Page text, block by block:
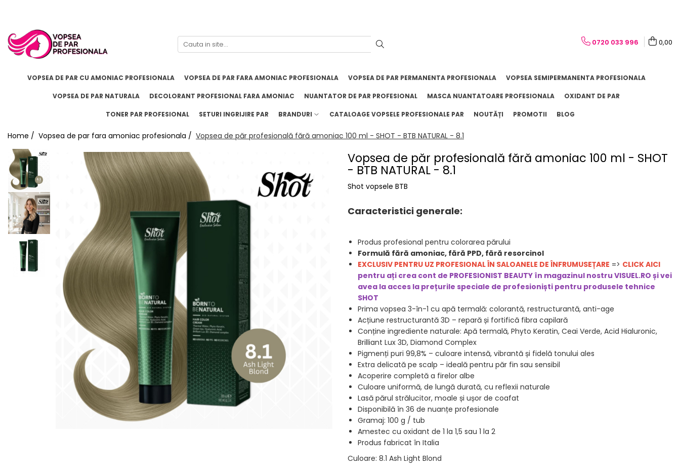
Branduri
Pro.Co
0720 033 996 0,00
VOPSEA DE PAR CU AMONIAC PROFESIONALA VOPSEA DE PAR FARA AMONIAC PROFESIONALA VOPSEA DE PAR PERMANENTA PROFESIONALA VOPSEA SEMIPERMANENTA PROFESIONALA
VOPSEA DE PAR NATURALA DECOLORANT PROFESIONAL FARA AMONIAC NUANTATOR DE PAR PROFESIONAL MASCA NUANTATOARE PROFESIONALA OXIDANT DE PAR
TONER PAR PROFESIONAL SETURI INGRIJIRE PAR BRANDURI CATALOAGE VOPSELE PROFESIONALE PAR NOUTĂȚI PROMOTII BLOG
Home / Vopsea de par fara amoniac profesionala / Vopsea de păr profesională fără amoniac 100 ml - SHOT - BTB NATURAL - 8.1
Vopsea de păr profesională fără amoniac 100 ml - SHOT
- BTB NATURAL - 8.1
Shot vopsele BTB
Caracteristici generale:
Produs profesional pentru colorarea părului
Formulă fără amoniac, fără PPD, fără resorcinol
EXCLUSIV PENTRU UZ PROFESIONAL ÎN SALOANELE DE ÎNFRUMUSEȚARE => CLICK AICI
pentru ați crea cont de PROFESIONIST BEAUTY în magazinul nostru VISUEL.RO și vei
avea la acces la prețurile speciale de profesioniști pentru produsele tehnice
SHOT
Prima vopsea 3-în-1 cu apă termală: colorantă, restructurantă, anti-age
Acțiune restructurantă 3D – repară și fortifică fibra capilară
Conține ingrediente naturale: Apă termală, Phyto Keratin, Ceai Verde, Acid Hialuronic,
Brilliant Lux 3D, Diamond Complex
Pigmenți puri 99,8% – culoare intensă, vibrantă și fidelă tonului ales
Extra delicată pe scalp – ideală pentru păr fin sau sensibil
Acoperire completă a firelor albe
Culoare uniformă, de lungă durată, cu reflexii naturale
Lasă părul strălucitor, moale și ușor de coafat
Disponibilă în 36 de nuanțe profesionale
Gramaj: 100 g / tub
Amestec cu oxidant de 1 la 1,5 sau 1 la 2
Produs fabricat în Italia
Culoare: 8.1 Ash Light Blond